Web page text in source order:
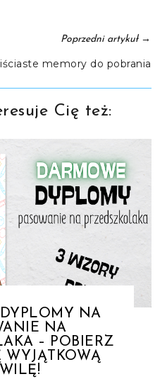
Poprzedni artykuł→
memory do pobrania
Cię też:
NA
NA
– POBIERZ
WYJĄTKOWĄ